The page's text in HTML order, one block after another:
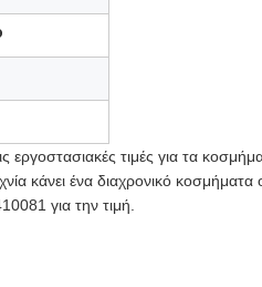
τιμές για τα
κάνει ένα διαχρονικό
για την τιμή.